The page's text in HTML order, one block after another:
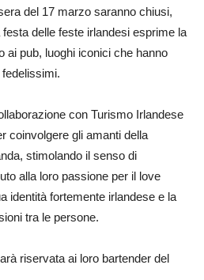
del 17 marzo saranno chiusi,
festa delle feste irlandesi esprime la
ai pub, luoghi iconici che hanno
con Turismo Irlandese
coinvolgere gli amanti della
stimolando il senso di
alla loro passione per il love
identità fortemente irlandese e la
tra le persone.
riservata ai loro bartender del